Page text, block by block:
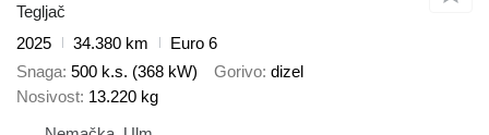
Tegljač
2025
34.380 km
Euro 6
Snaga 500 k.s. (368 kW) Gorivo dizel
Nosivost 13.220 kg